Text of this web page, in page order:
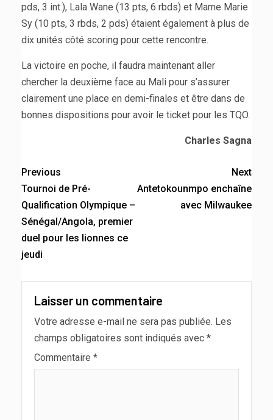
pds, 3 int.), Lala Wane (13 pts, 6 rbds) et Mame Marie
Sy (10 pts, 3 rbds, 2 pds) étaient également à plus de
dix unités côté scoring pour cette rencontre.
La victoire en poche, il faudra maintenant aller
chercher la deuxième face au Mali pour s’assurer
clairement une place en demi-finales et être dans de
bonnes dispositions pour avoir le ticket pour les TQO.
Charles Sagna
Previous
Tournoi de Pré-
Qualification Olympique –
Sénégal/Angola, premier
duel pour les lionnes ce
jeudi
Next
Antetokounmpo enchaîne
avec Milwaukee
Laisser un commentaire
Votre adresse e-mail ne sera pas publiée. Les
champs obligatoires sont indiqués avec *
Commentaire *